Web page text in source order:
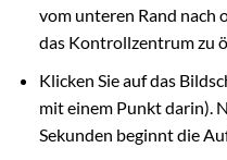
vom unteren Rand nach
das Kontrollzentrum zu
Klicken Sie auf das
mit einem Punkt darin).
Sekunden beginnt die